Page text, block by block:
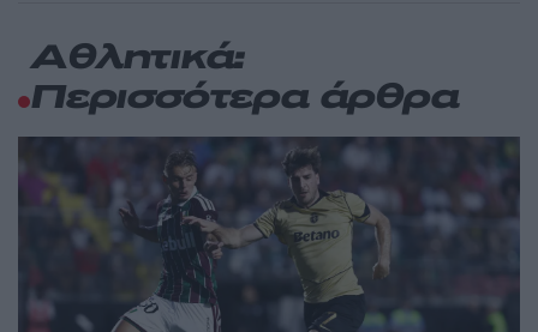
Αθλητικά:
Περισσότερα άρθρα